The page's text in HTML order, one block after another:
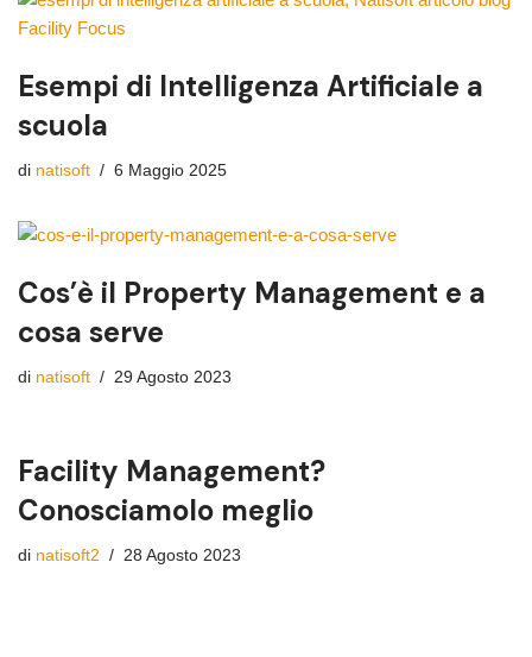
Esempi di Intelligenza Artificiale a
scuola
di natisoft 6 Maggio 2025
Cos’è il Property Management e a
cosa serve
di natisoft 29 Agosto 2023
Facility Management?
Conosciamolo meglio
di natisoft2 28 Agosto 2023